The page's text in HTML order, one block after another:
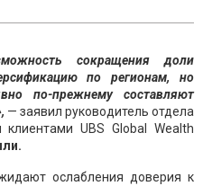
сокращения доли
по регионам, но
по-прежнему составляют
— заявил руководитель отдела
клиентами UBS Global Wealth
ослабления доверия к